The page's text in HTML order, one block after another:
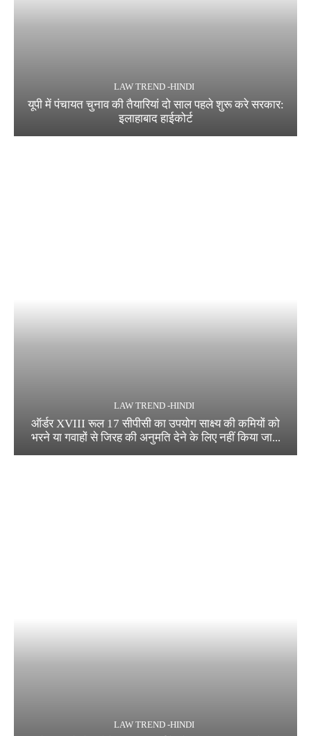
LAW TREND -HINDI
यूपी में पंचायत चुनाव की तैयारियां दो साल पहले शुरू करे सरकार:
इलाहाबाद हाईकोर्ट
LAW TREND -HINDI
ऑर्डर XVIII रूल 17 सीपीसी का उपयोग साक्ष्य की कमियों को
भरने या गवाहों से जिरह की अनुमति देने के लिए नहीं किया जा...
LAW TREND -HINDI